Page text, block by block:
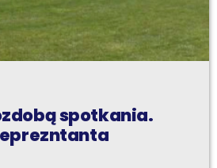
spotkania.